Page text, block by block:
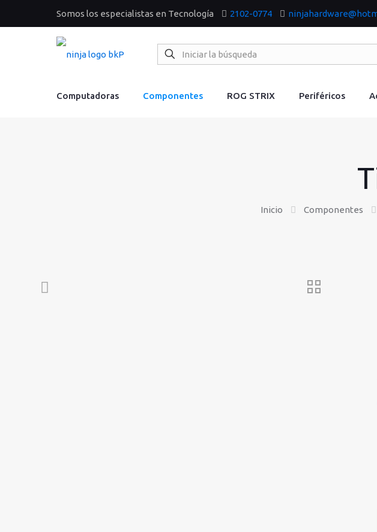
Somos los especialistas en Tecnología 2102-0774
Computadoras Componentes ROG STRIX Periféricos
Inicio Componentes